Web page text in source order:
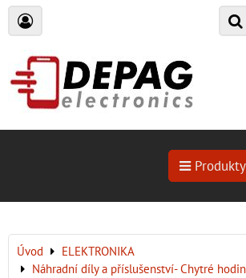
Produkty
Úvod
ELEKTRONIKA
Náhradní díly a příslušenství- Chytré